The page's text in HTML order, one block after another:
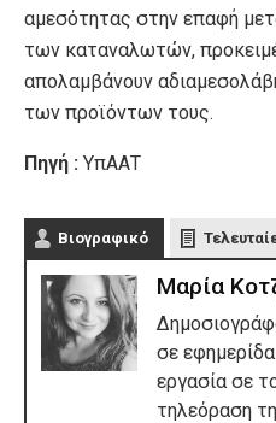
αμεσότητας στην επαφή
των καταναλωτών,
απολαμβάνουν
των προϊόντων τους.
Πηγή : ΥπΑΑΤ
Βιογραφικό
Μαρία
σε
εργασία σε
τηλεόραση